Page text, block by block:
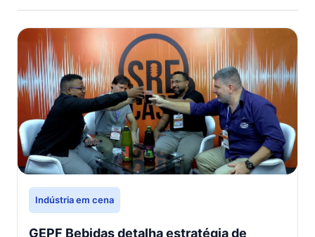
Indústria em cena
GEPF Bebidas detalha estratégia de